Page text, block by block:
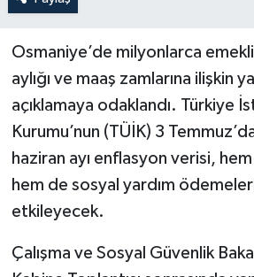
Osmaniye’de milyonlarca
aylığı ve maaş zamlarına ilişkin
açıklamaya odaklandı. Türkiye
Kurumu’nun (TÜİK) 3
haziran ayı enflasyon verisi, hem
hem de sosyal yardım
etkileyecek.
Çalışma ve Sosyal Güvenlik